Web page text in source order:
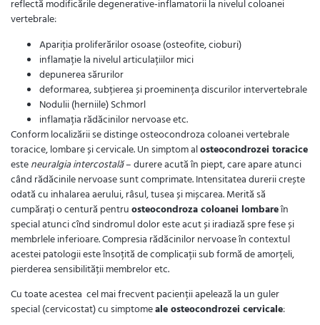
reflectă modificările degenerative-inflamatorii la nivelul coloanei
vertebrale:
Apariția proliferărilor osoase (osteofite, cioburi)
inflamație la nivelul articulațiilor mici
depunerea sărurilor
deformarea, subțierea și proeminența discurilor intervertebrale
Nodulii (herniile) Schmorl
inflamația rădăcinilor nervoase etc.
Conform localizării se distinge osteocondroza coloanei vertebrale
toracice, lombare și cervicale. Un simptom alosteocondrozei toracice
esteneuralgia intercostală– durere acută în piept, care apare atunci
când rădăcinile nervoase sunt comprimate. Intensitatea durerii crește
odată cu inhalarea aerului, râsul, tusea și mișcarea. Merită să
cumpărați o centură pentruosteocondroza coloanei lombareîn
special atunci cînd sindromul dolor este acut și iradiază spre fese și
membrlele inferioare. Compresia rădăcinilor nervoase în contextul
acestei patologii este însoțită de complicații sub formă de amorțeli,
pierderea sensibilității membrelor etc.
Cu toate acestea cel mai frecvent pacienții apelează la un guler
special (cervicostat) cu simptomeale osteocondrozei cervicale: